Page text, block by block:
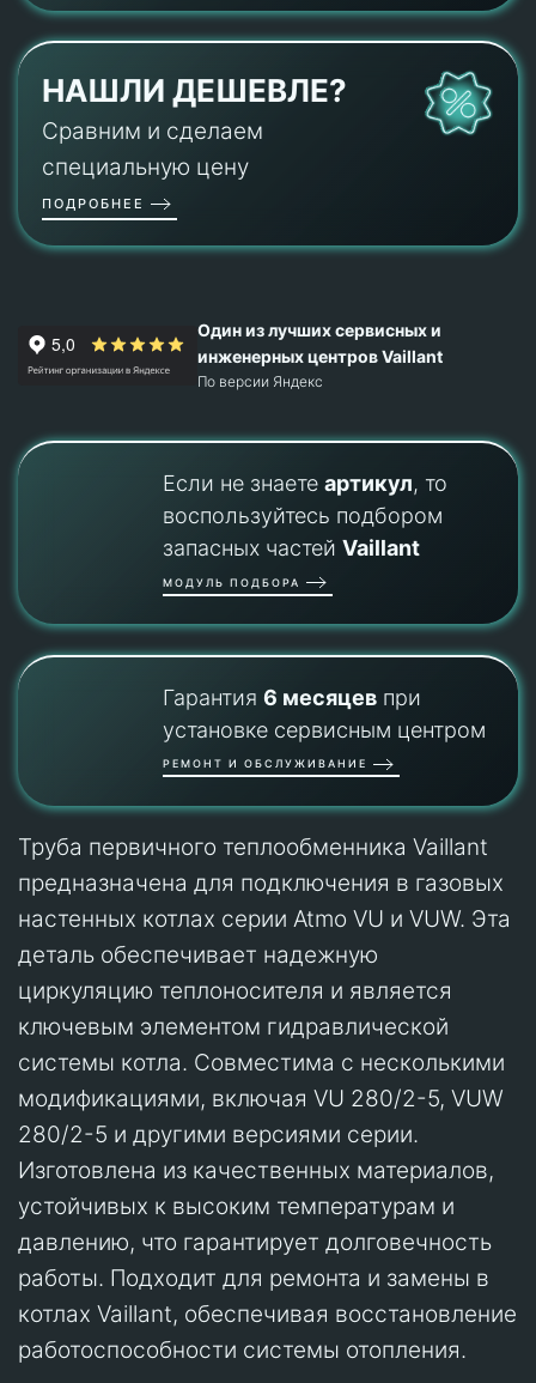
НАШЛИ ДЕШЕВЛЕ?
Сравним и сделаем
специальную цену
ПОДРОБНЕЕ
Один из лучших сервисных и
инженерных центров Vaillant
По версии Яндекс
Если не знаете артикул, то
воспользуйтесь подбором
запасных частей Vaillant
МОДУЛЬ ПОДБОРА
Гарантия 6 месяцевпри
установке сервисным центром
РЕМОНТ И ОБСЛУЖИВАНИЕ
Труба первичного теплообменника Vaillant
предназначена для подключения в газовых
настенных котлах серии Atmo VU и VUW. Эта
деталь обеспечивает надежную
циркуляцию теплоносителя и является
ключевым элементом гидравлической
системы котла. Совместима с несколькими
модификациями, включая VU 280/2-5, VUW
280/2-5 и другими версиями серии.
Изготовлена из качественных материалов,
устойчивых к высоким температурам и
давлению, что гарантирует долговечность
работы. Подходит для ремонта и замены в
котлах Vaillant, обеспечивая восстановление
работоспособности системы отопления.